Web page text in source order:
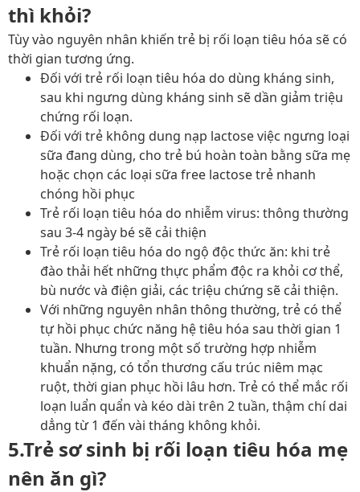
thì khỏi?
Tùy vào nguyên nhân khiến trẻ bị rối loạn tiêu hóa sẽ có
thời gian tương ứng.
Đối với trẻ rối loạn tiêu hóa do dùng kháng sinh,
sau khi ngưng dùng kháng sinh sẽ dần giảm triệu
chứng rối loạn.
Đối với trẻ không dung nạp lactose việc ngưng loại
sữa đang dùng, cho trẻ bú hoàn toàn bằng sữa mẹ
hoặc chọn các loại sữa free lactose trẻ nhanh
chóng hồi phục
Trẻ rối loạn tiêu hóa do nhiễm virus: thông thường
sau 3-4 ngày bé sẽ cải thiện
Trẻ rối loạn tiêu hóa do ngộ độc thức ăn: khi trẻ
đào thải hết những thực phẩm độc ra khỏi cơ thể,
bù nước và điện giải, các triệu chứng sẽ cải thiện.
Với những nguyên nhân thông thường, trẻ có thể
tự hồi phục chức năng hệ tiêu hóa sau thời gian 1
tuần. Nhưng trong một số trường hợp nhiễm
khuẩn nặng, có tổn thương cấu trúc niêm mạc
ruột, thời gian phục hồi lâu hơn. Trẻ có thể mắc rối
loạn luẩn quẩn và kéo dài trên 2 tuần, thậm chí dai
dẳng từ 1 đến vài tháng không khỏi.
5.Trẻ sơ sinh bị rối loạn tiêu hóa mẹ
nên ăn gì?